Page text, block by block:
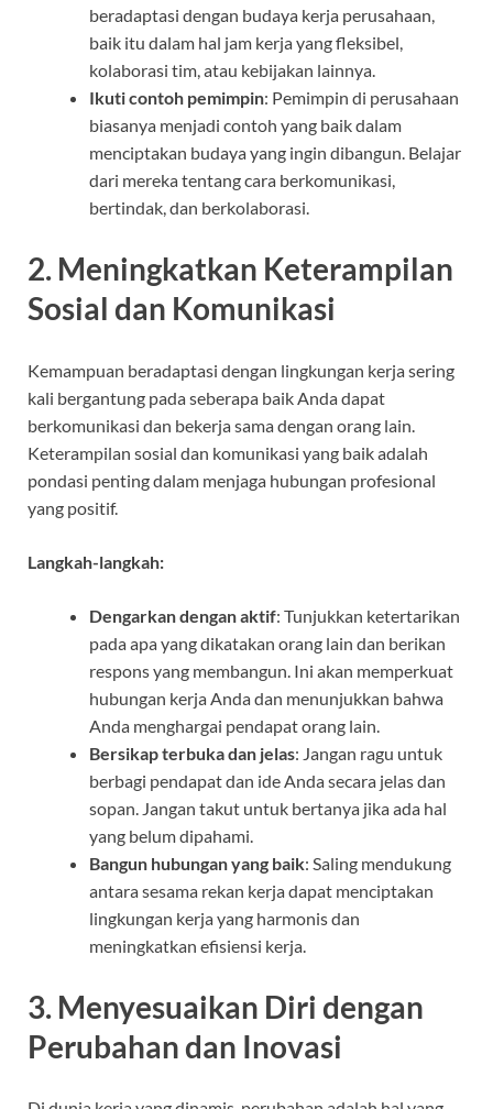
beradaptasi dengan budaya kerja perusahaan,
baik itu dalam hal jam kerja yang fleksibel,
kolaborasi tim, atau kebijakan lainnya.
Ikuti contoh pemimpin: Pemimpin di perusahaan
biasanya menjadi contoh yang baik dalam
menciptakan budaya yang ingin dibangun. Belajar
dari mereka tentang cara berkomunikasi,
bertindak, dan berkolaborasi.
2. Meningkatkan Keterampilan
Sosial dan Komunikasi
Kemampuan beradaptasi dengan lingkungan kerja sering
kali bergantung pada seberapa baik Anda dapat
berkomunikasi dan bekerja sama dengan orang lain.
Keterampilan sosial dan komunikasi yang baik adalah
pondasi penting dalam menjaga hubungan profesional
yang positif.
Langkah-langkah:
Dengarkan dengan aktif: Tunjukkan ketertarikan
pada apa yang dikatakan orang lain dan berikan
respons yang membangun. Ini akan memperkuat
hubungan kerja Anda dan menunjukkan bahwa
Anda menghargai pendapat orang lain.
Bersikap terbuka dan jelas: Jangan ragu untuk
berbagi pendapat dan ide Anda secara jelas dan
sopan. Jangan takut untuk bertanya jika ada hal
yang belum dipahami.
Bangun hubungan yang baik: Saling mendukung
antara sesama rekan kerja dapat menciptakan
lingkungan kerja yang harmonis dan
meningkatkan efisiensi kerja.
3. Menyesuaikan Diri dengan
Perubahan dan Inovasi